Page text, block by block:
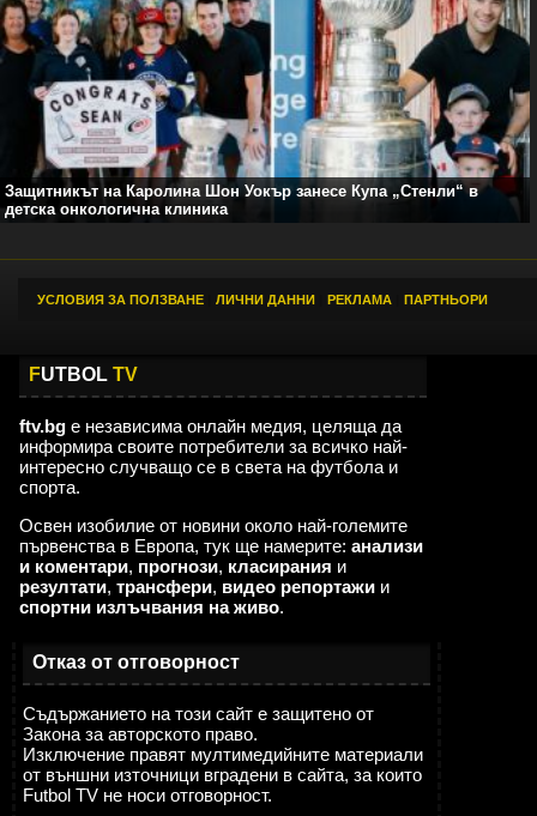
Защитникът на Каролина Шон Уокър занесе Купа „Стенли“ в
детска онкологична клиника
УСЛОВИЯ ЗА ПОЛЗВАНЕ ЛИЧНИ ДАННИ РЕКЛАМА ПАРТНЬОРИ
FUTBOL TV
ftv.bg е независима онлайн медия, целяща да
информира своите потребители за всичко най-
интересно случващо се в света на футбола и
спорта.
Освен изобилие от новини около най-големите
първенства в Европа, тук ще намерите: анализи
и коментари, прогнози, класирания и
резултати, трансфери, видео репортажи и
спортни излъчвания на живо.
Отказ от отговорност
Съдържанието на този сайт е защитено от
Закона за авторското право.
Изключение правят мултимедийните материали
от външни източници вградени в сайта, за които
Futbol TV не носи отговорност.